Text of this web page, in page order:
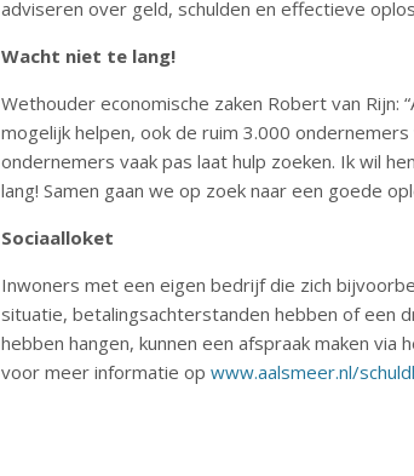
o
o
k
A
p
p
adviseren over geld, schulden en effectieve
Wacht niet te lang!
Wethouder economische zaken Robert van Rijn:
mogelijk helpen, ook de ruim 3.000
ondernemers vaak pas laat hulp zoeken. Ik wil
lang! Samen gaan we op zoek naar een goede
Sociaalloket
Inwoners met een eigen bedrijf die zich
situatie, betalingsachterstanden hebben of een
hebben hangen, kunnen een afspraak maken
voor meer informatie opwww.aalsmeer.nl/